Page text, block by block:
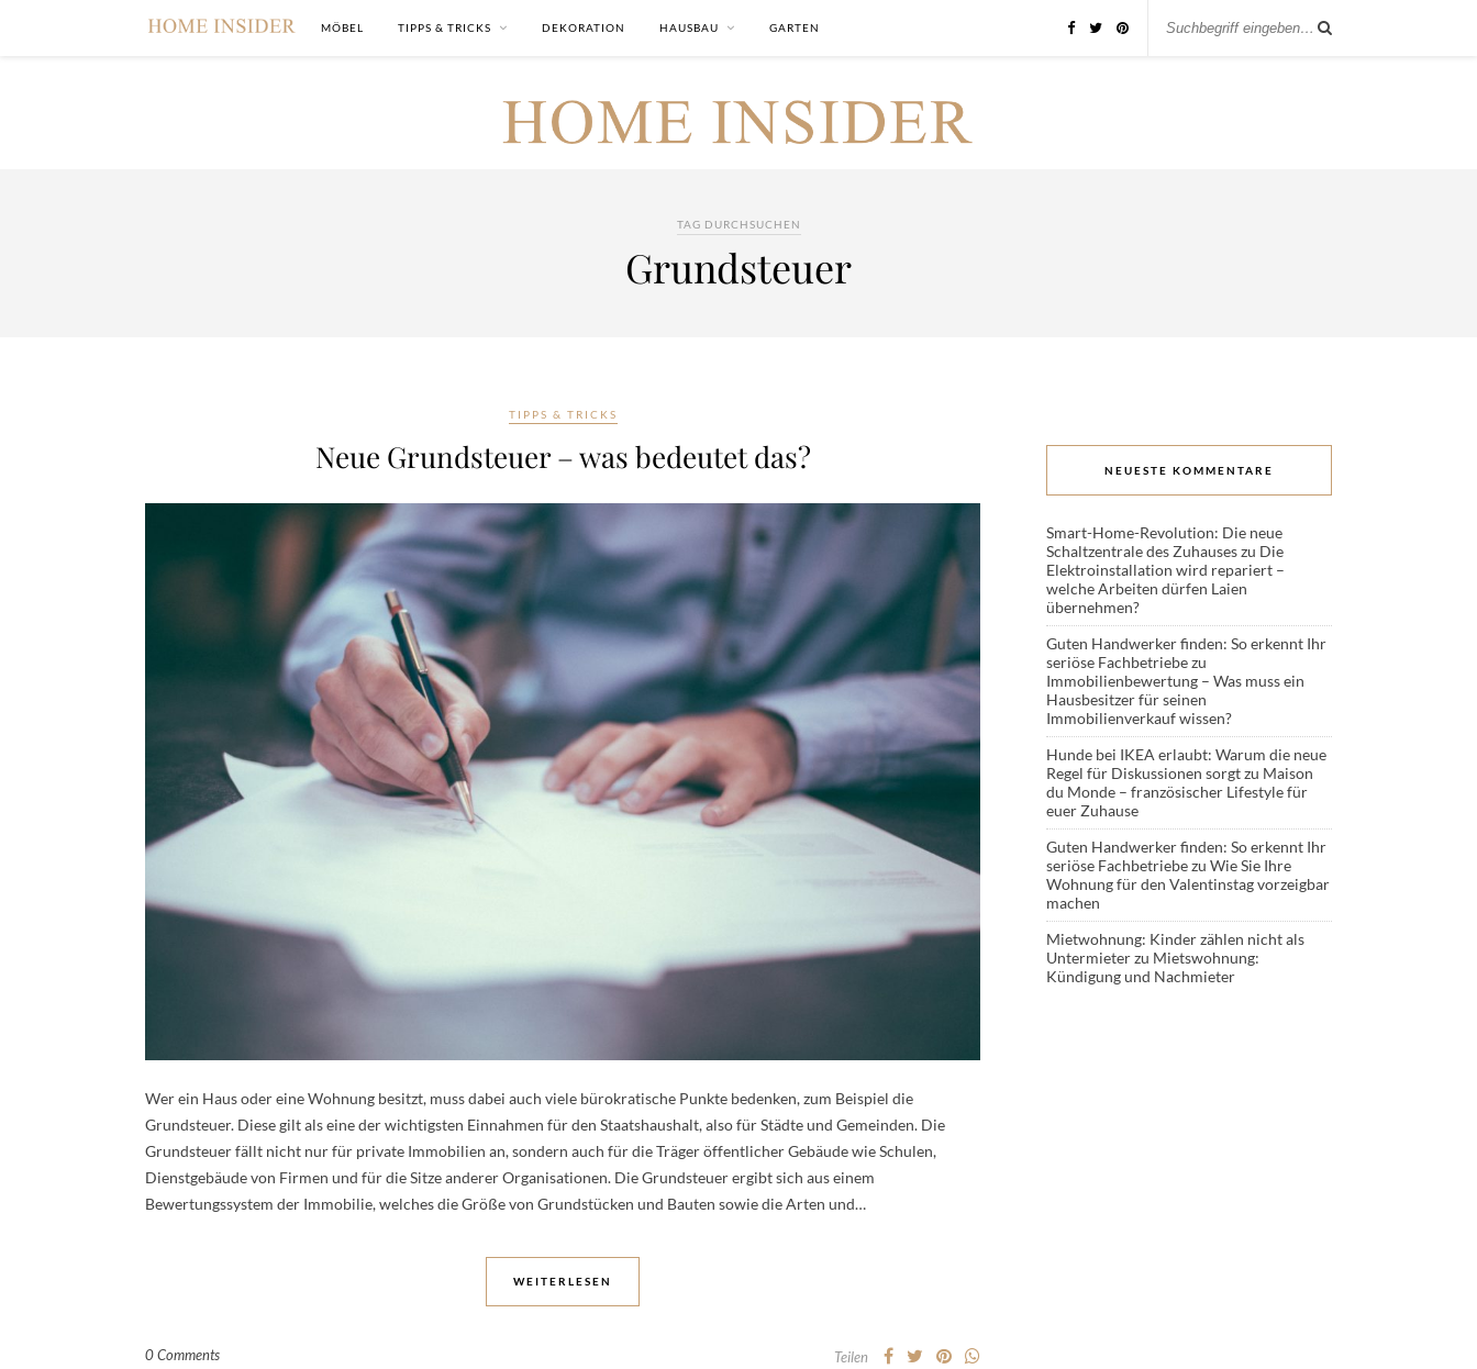
MÖBEL TIPPS & TRICKS DEKORATION HAUSBAU GARTEN
TAG DURCHSUCHEN
Grundsteuer
TIPPS & TRICKS
Neue Grundsteuer – was bedeutet das?
Wer ein Haus oder eine Wohnung besitzt, muss dabei auch viele bürokratische Punkte bedenken, zum Beispiel die
Grundsteuer. Diese gilt als eine der wichtigsten Einnahmen für den Staatshaushalt, also für Städte und Gemeinden. Die
Grundsteuer fällt nicht nur für private Immobilien an, sondern auch für die Träger öffentlicher Gebäude wie Schulen,
Dienstgebäude von Firmen und für die Sitze anderer Organisationen. Die Grundsteuer ergibt sich aus einem
Bewertungssystem der Immobilie, welches die Größe von Grundstücken und Bauten sowie die Arten und…
WEITERLESEN
0 Comments Teilen
NEUESTE KOMMENTARE
Smart-Home-Revolution: Die neue
Schaltzentrale des Zuhauseszu Die
Elektroinstallation wird repariert –
welche Arbeiten dürfen Laien
übernehmen?
Guten Handwerker finden: So erkennt Ihr
seriöse Fachbetriebezu
Immobilienbewertung – Was muss ein
Hausbesitzer für seinen
Immobilienverkauf wissen?
Hunde bei IKEA erlaubt: Warum die neue
Regel für Diskussionen sorgtzu Maison
du Monde – französischer Lifestyle für
euer Zuhause
Guten Handwerker finden: So erkennt Ihr
seriöse Fachbetriebezu Wie Sie Ihre
Wohnung für den Valentinstag vorzeigbar
machen
Mietwohnung: Kinder zählen nicht als
Untermieterzu Mietswohnung:
Kündigung und Nachmieter